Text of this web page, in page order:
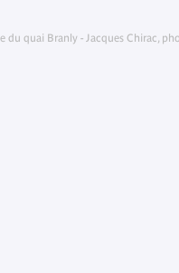
quai Branly - Jacques Chirac,